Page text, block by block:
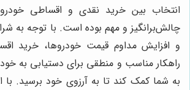
انتخاب بین خرید نقدی و اقساطی
چالش‌برانگیز و مهم بوده است. با توجه به
و افزایش مداوم قیمت خودروها، خرید
راهکار مناسب و منطقی برای دستیابی به
به شما کمک کند تا به آرزوی خود برسید. با